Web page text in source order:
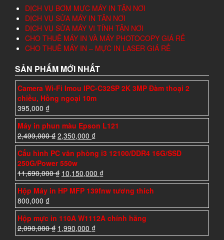
DỊCH VỤ BƠM MỰC MÁY IN TẬN NƠI
DỊCH VỤ SỬA MÁY IN TÂN NƠI
DỊCH VỤ SỬA MÁY VI TÍNH TẬN NƠI
CHO THUÊ MÁY IN VÀ MÁY PHOTOCOPY GIÁ RẺ
CHO THUÊ MÁY IN – MỰC IN LASER GIÁ RẺ
SẢN PHẨM MỚI NHẤT
Camera Wi-Fi Imou IPC-C32SP 2K 3MP Đàm thoại 2
chiều, Hồng ngoại 10m
395,000 ₫
Máy in phun màu Epson L121
2,499,000₫ 2,350,000 ₫
Cấu hình PC văn phòng i3 12100/DDR4 16G/SSD
250G/Power 550w
11,690,000₫ 10,150,000 ₫
Hộp Máy in HP MFP 139fnw tương thích
800,000 ₫
Hộp mực in 110A W1112A chính hãng
2,090,000₫ 1,990,000 ₫